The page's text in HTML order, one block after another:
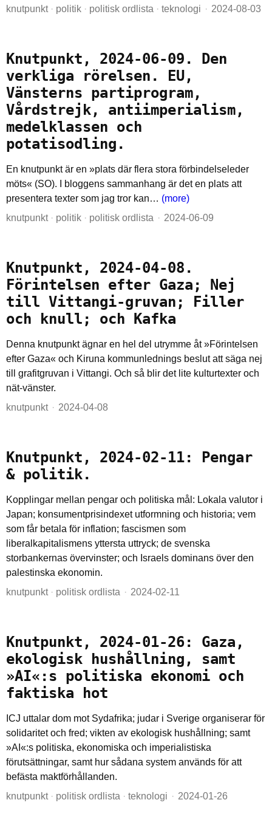
knutpunkt · politik · politisk ordlista · teknologi 2024-08-03
Knutpunkt, 2024-06-09. Den
verkliga rörelsen. EU,
Vänsterns partiprogram,
Vårdstrejk, antiimperialism,
medelklassen och
potatisodling.
En knutpunkt är en »plats där flera stora förbindelseleder
möts« (SO). I bloggens sammanhang är det en plats att
presentera texter som jag tror kan… (more)
knutpunkt · politik · politisk ordlista 2024-06-09
Knutpunkt, 2024-04-08.
Förintelsen efter Gaza; Nej
till Vittangi-gruvan; Filler
och knull; och Kafka
Denna knutpunkt ägnar en hel del utrymme åt »Förintelsen
efter Gaza« och Kiruna kommunlednings beslut att säga nej
till grafitgruvan i Vittangi. Och så blir det lite kulturtexter och
nät-vänster.
knutpunkt
2024-04-08
Knutpunkt, 2024-02-11: Pengar
& politik.
Kopplingar mellan pengar och politiska mål: Lokala valutor i
Japan; konsumentprisindexet utformning och historia; vem
som får betala för inflation; fascismen som
liberalkapitalismens yttersta uttryck; de svenska
storbankernas övervinster; och Israels dominans över den
palestinska ekonomin.
knutpunkt · politisk ordlista 2024-02-11
Knutpunkt, 2024-01-26: Gaza,
ekologisk hushållning, samt
»AI«:s politiska ekonomi och
faktiska hot
ICJ uttalar dom mot Sydafrika; judar i Sverige organiserar för
solidaritet och fred; vikten av ekologisk hushållning; samt
»AI«:s politiska, ekonomiska och imperialistiska
förutsättningar, samt hur sådana system används för att
befästa maktförhållanden.
knutpunkt · politisk ordlista · teknologi 2024-01-26